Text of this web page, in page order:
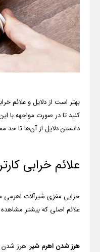
بهتر است از دلایل و علائم
کنید تا در صورت مواجهه با
دانستن دلایل از آن‌ها تا حد
علائم خرابی
خرابی مغزی شیرآلات اهرمی
علائم اصلی که بیشتر
هرز شدن اهرم شیر: هرز شدن